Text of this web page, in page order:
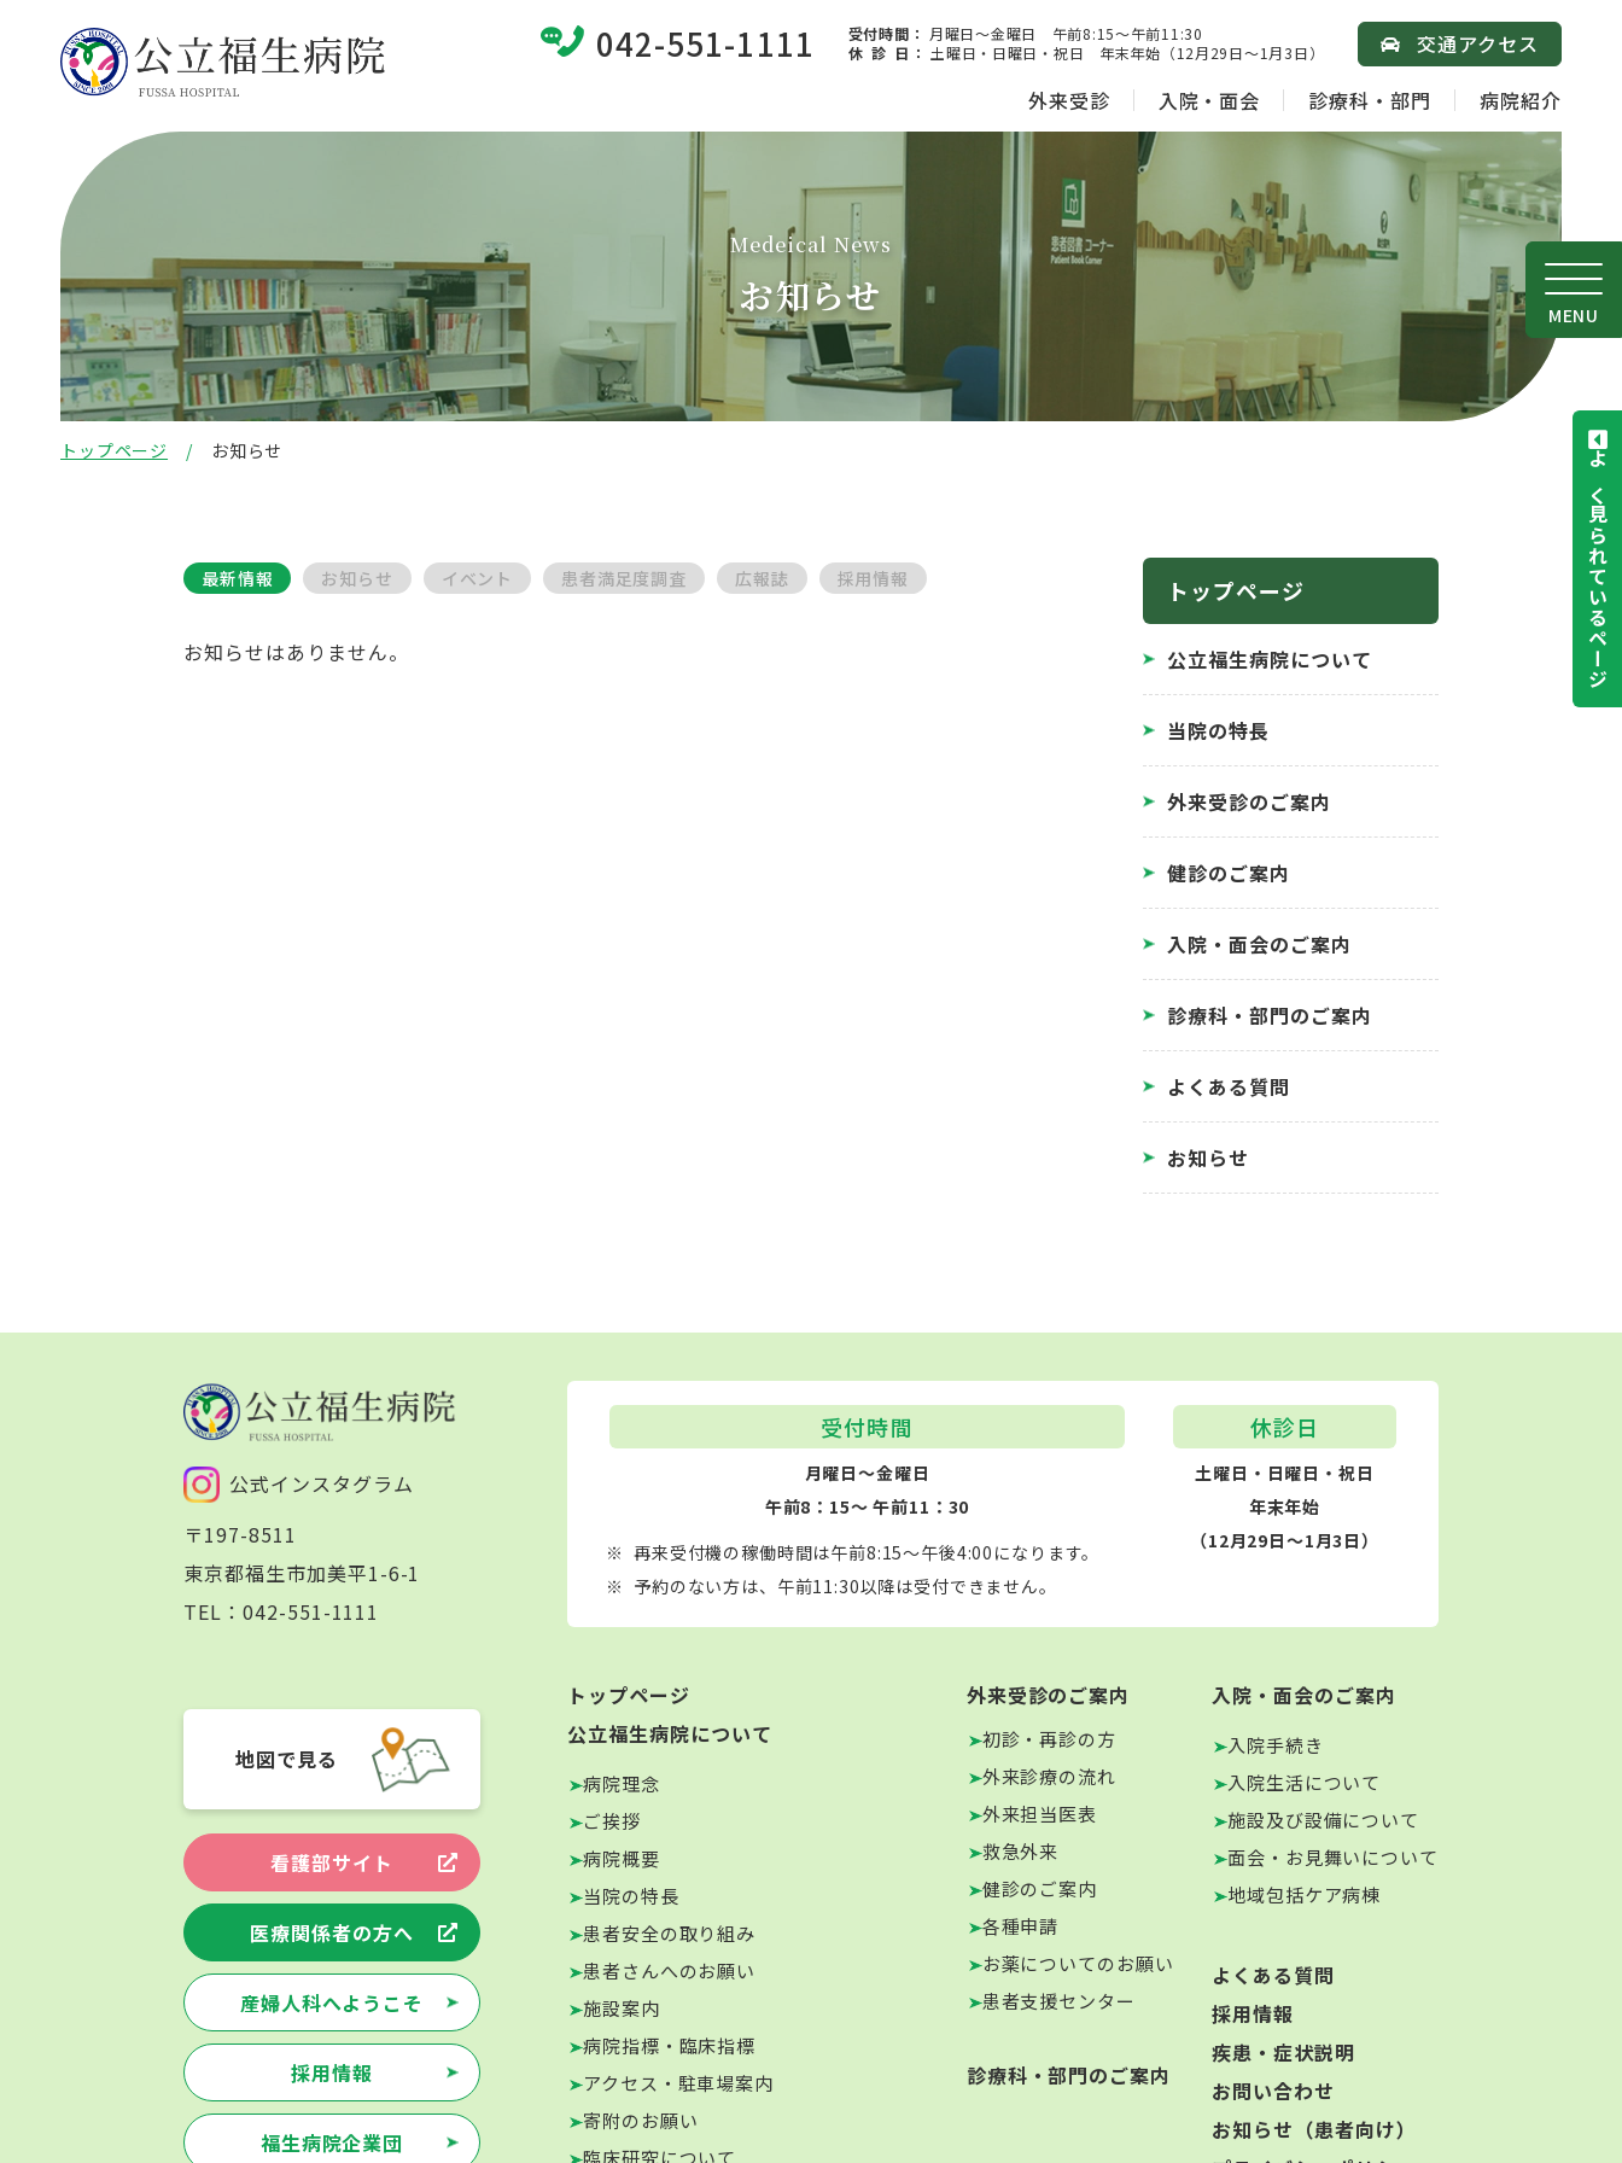
042-551-1111 受付時間： 月曜日～金曜日 午前8:15～午前11:30
休 診 日 ： 土曜日・日曜日・祝日 年末年始（12月29日～1月3日）
交通アクセス
外来受診
入院・面会 診療科・部門 病院紹介
MENU
よく見られているページ
Medeical News
お知らせ
トップページ お知らせ
最新情報 お知らせ イベント 患者満足度調査 広報誌 採用情報
お知らせはありません。
トップページ
公立福生病院について
当院の特長
外来受診のご案内
健診のご案内
入院・面会のご案内
診療科・部門のご案内
よくある質問
お知らせ
公式インスタグラム
〒197-8511
東京都福生市加美平1-6-1
TEL： 042-551-1111
地図で見る
看護部サイト
医療関係者の方へ
産婦人科へようこそ
採用情報
福生病院企業団
受付時間
月曜日～金曜日
午前8：15～ 午前11：30
再来受付機の稼働時間は午前8:15～午後4:00になります。
予約のない方は、午前11:30以降は受付できません。
休診日
土曜日・日曜日・祝日
年末年始
（12月29日～1月3日）
トップページ
公立福生病院について
病院理念
ご挨拶
病院概要
当院の特長
患者安全の取り組み
患者さんへのお願い
施設案内
病院指標・臨床指標
アクセス・駐車場案内
寄附のお願い
臨床研究について
外来受診のご案内
初診・再診の方
外来診療の流れ
外来担当医表
救急外来
健診のご案内
各種申請
お薬についてのお願い
患者支援センター
診療科・部門のご案内
入院・面会のご案内
入院手続き
入院生活について
施設及び設備について
面会・お見舞いについて
地域包括ケア病棟
よくある質問
採用情報
疾患・症状説明
お問い合わせ
お知らせ（患者向け）